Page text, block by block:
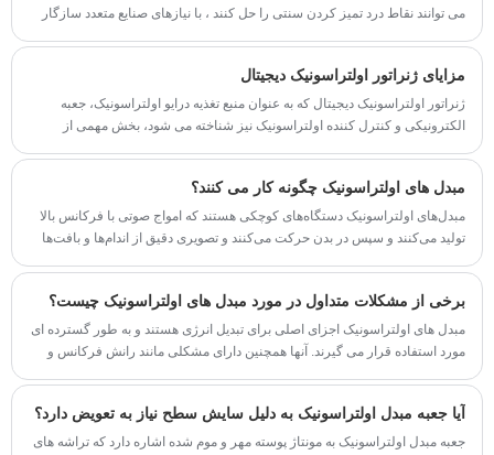
می توانند نقاط درد تمیز کردن سنتی را حل کنند ، با نیازهای صنایع متعدد سازگار
مزایای ژنراتور اولتراسونیک دیجیتال
ژنراتور اولتراسونیک دیجیتال که به عنوان منبع تغذیه درایو اولتراسونیک، جعبه
الکترونیکی و کنترل کننده اولتراسونیک نیز شناخته می شود، بخش مهمی از
مبدل های اولتراسونیک چگونه کار می کنند؟
مبدل‌های اولتراسونیک دستگاه‌های کوچکی هستند که امواج صوتی با فرکانس بالا
تولید می‌کنند و سپس در بدن حرکت می‌کنند و تصویری دقیق از اندام‌ها و بافت‌ها
موثرتر تشخیص داده و درمان کنند.
برخی از مشکلات متداول در مورد مبدل های اولتراسونیک چیست؟
مبدل های اولتراسونیک اجزای اصلی برای تبدیل انرژی هستند و به طور گسترده ای
مورد استفاده قرار می گیرند. آنها همچنین دارای مشکلی مانند رانش فرکانس و
آیا جعبه مبدل اولتراسونیک به دلیل سایش سطح نیاز به تعویض دارد؟
جعبه مبدل اولتراسونیک به مونتاژ پوسته مهر و موم شده اشاره دارد که تراشه های